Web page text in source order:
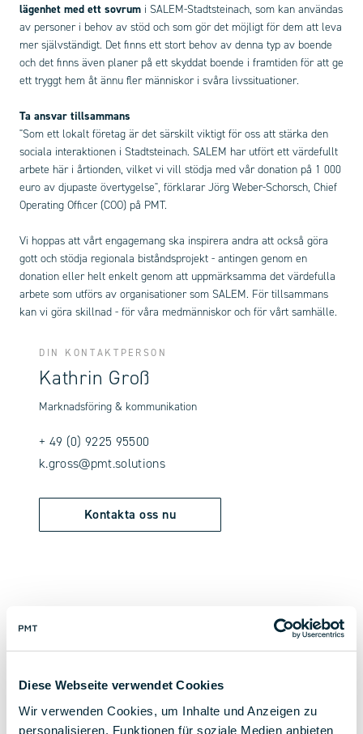
Diese Webseite verwendet Cookies
Wir verwenden Cookies, um Inhalte und Anzeigen zu
personalisieren, Funktionen für soziale Medien anbieten
lägenhet med ett sovrum i SALEM-Stadtsteinach, som kan användas
av personer i behov av stöd och som gör det möjligt för dem att leva
mer självständigt. Det finns ett stort behov av denna typ av boende
och det finns även planer på ett skyddat boende i framtiden för att ge
ett tryggt hem åt ännu fler människor i svåra livssituationer.
Ta ansvar tillsammans
"Som ett lokalt företag är det särskilt viktigt för oss att stärka den
sociala interaktionen i Stadtsteinach. SALEM har utfört ett värdefullt
arbete här i årtionden, vilket vi vill stödja med vår donation på 1 000
euro av djupaste övertygelse", förklarar Jörg Weber-Schorsch, Chief
Operating Officer (COO) på PMT.
Vi hoppas att vårt engagemang ska inspirera andra att också göra
gott och stödja regionala biståndsprojekt - antingen genom en
donation eller helt enkelt genom att uppmärksamma det värdefulla
arbete som utförs av organisationer som SALEM. För tillsammans
kan vi göra skillnad - för våra medmänniskor och för vårt samhälle.
DIN KONTAKTPERSON
Kathrin Groß
Marknadsföring & kommunikation
+ 49 (0) 9225 95500
k.gross@pmt.solutions
Kontakta oss nu